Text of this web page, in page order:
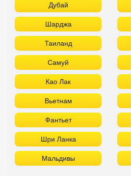
Вьетнам
Фантьет
Шри Ланка
Мальдивы
ТОП лучших
Используйте
Турция
Белек